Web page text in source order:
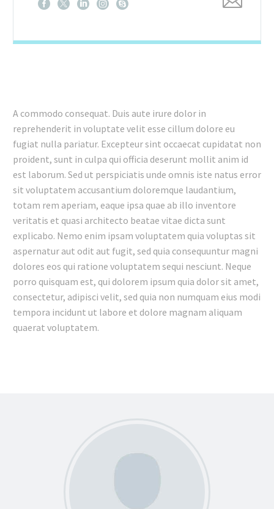
A commodo consequat. Duis aute irure dolor in
reprehenderit in voluptate velit esse cillum dolore eu
fugiat nulla pariatur. Excepteur sint occaecat cupidatat non
proident, sunt in culpa qui officia deserunt mollit anim id
est laborum. Sed ut perspiciatis unde omnis iste natus error
sit voluptatem accusantium doloremque laudantium,
totam rem aperiam, eaque ipsa quae ab illo inventore
veritatis et quasi architecto beatae vitae dicta sunt
explicabo. Nemo enim ipsam voluptatem quia voluptas sit
aspernatur aut odit aut fugit, sed quia consequuntur magni
dolores eos qui ratione voluptatem sequi nesciunt. Neque
porro quisquam est, qui dolorem ipsum quia dolor sit amet,
consectetur, adipisci velit, sed quia non numquam eius modi
tempora incidunt ut labore et dolore magnam aliquam
quaerat voluptatem.